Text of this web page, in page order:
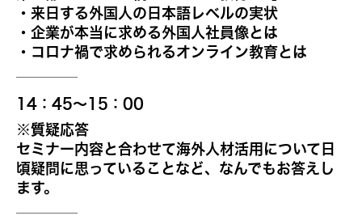
・来日する外国人の日本語レベルの実状
・企業が本当に求める外国人社員像とは
・コロナ禍で求められるオンライン教育とは
14：45～15：00
※質疑応答
セミナー内容と合わせて海外人材活用について日
頃疑問に思っていることなど、なんでもお答えし
ます。